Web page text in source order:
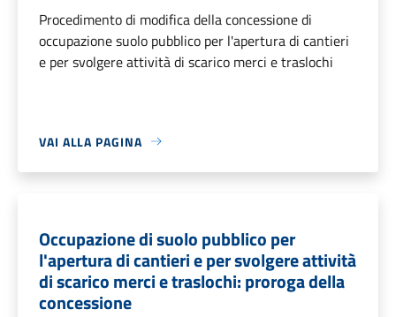
Procedimento di modifica della concessione di
occupazione suolo pubblico per l'apertura di cantieri
e per svolgere attività di scarico merci e traslochi
VAI ALLA PAGINA
Occupazione di suolo pubblico per
l'apertura di cantieri e per svolgere attività
di scarico merci e traslochi: proroga della
concessione